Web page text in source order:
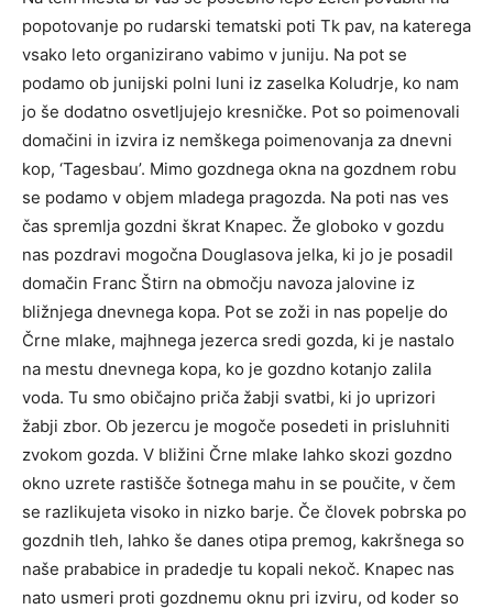
popotovanje po rudarski tematski poti Tk pav, na katerega
vsako leto organizirano vabimo v juniju. Na pot se
podamo ob junijski polni luni iz zaselka Koludrje, ko nam
jo še dodatno osvetljujejo kresničke. Pot so poimenovali
domačini in izvira iz nemškega poimenovanja za dnevni
kop, ‘Tagesbau’. Mimo gozdnega okna na gozdnem robu
se podamo v objem mladega pragozda. Na poti nas ves
čas spremlja gozdni škrat Knapec. Že globoko v gozdu
nas pozdravi mogočna Douglasova jelka, ki jo je posadil
domačin Franc Štirn na območju navoza jalovine iz
bližnjega dnevnega kopa. Pot se zoži in nas popelje do
Črne mlake, majhnega jezerca sredi gozda, ki je nastalo
na mestu dnevnega kopa, ko je gozdno kotanjo zalila
voda. Tu smo običajno priča žabji svatbi, ki jo uprizori
žabji zbor. Ob jezercu je mogoče posedeti in prisluhniti
zvokom gozda. V bližini Črne mlake lahko skozi gozdno
okno uzrete rastišče šotnega mahu in se poučite, v čem
se razlikujeta visoko in nizko barje. Če človek pobrska po
gozdnih tleh, lahko še danes otipa premog, kakršnega so
naše prababice in pradedje tu kopali nekoč. Knapec nas
nato usmeri proti gozdnemu oknu pri izviru, od koder so